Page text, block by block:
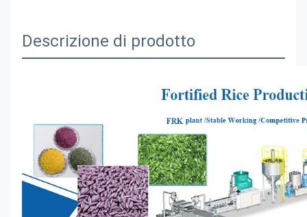
Descrizione di prodotto